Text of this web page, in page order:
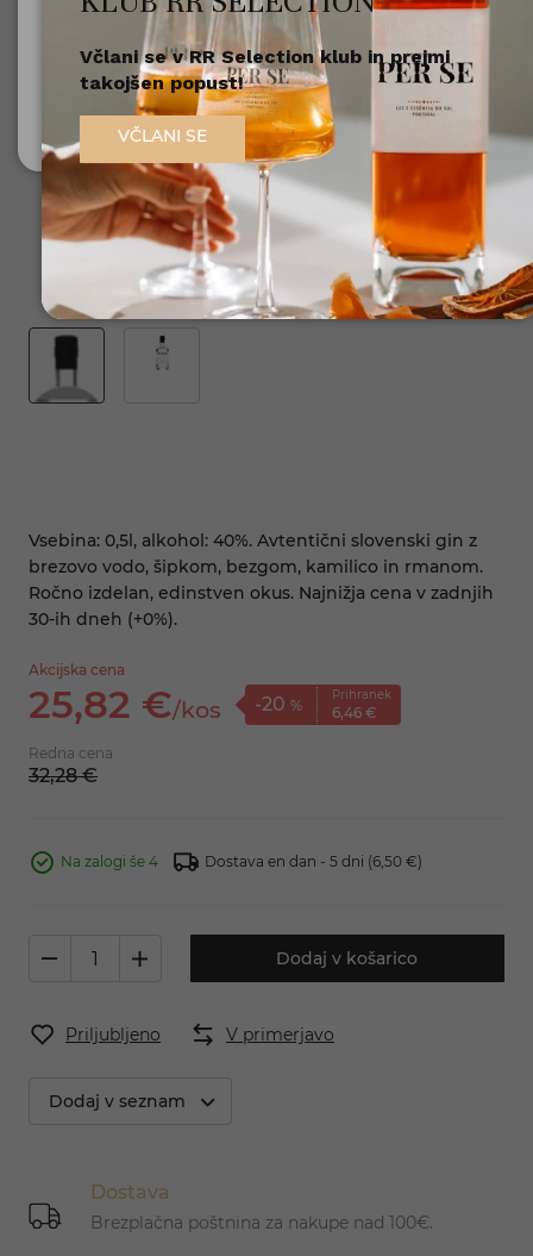
Vsebina: 0,5l, alkohol: 40%. Avtentični slovenski gin z
brezovo vodo, šipkom, bezgom, kamilico in rmanom.
Ročno izdelan, edinstven okus. Najnižja cena v zadnjih
30-ih dneh (+0%).
Akcijska cena
25,82 €/kos -20 %
Prihranek
6,46 €
Redna cena
32,28 €
Na zalogi še 4 Dostava en dan - 5 dni (6,50 €)
Dodaj v košarico
Priljubljeno V primerjavo
Dodaj v seznam
Dostava
Brezplačna poštnina za nakupe nad 100€.
Nisem polnoleten
Sem polnoleten (18+)
Včlani se v RR Selection klub in prejmi
takojšen popust!
VČLANI SE